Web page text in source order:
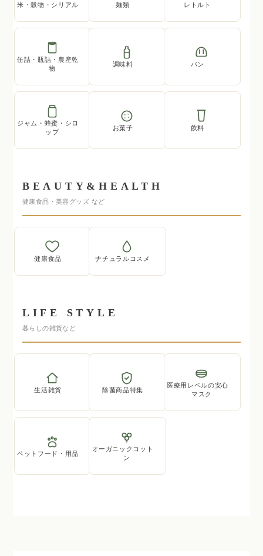
米・穀物・シリアル 麺類 レトルト
缶詰・瓶詰・農産乾
物
調味料 パン
ジャム・蜂蜜・シロ
ップ
お菓子 飲料
BEAUTY&HEALTH
健康食品・美容グッズ など
健康食品 ナチュラルコスメ
LIFE STYLE
暮らしの雑貨など
生活雑貨 除菌商品特集
医療用レベルの安心
マスク
ペットフード・用品
オーガニックコット
ン